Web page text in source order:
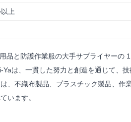
上
品と防護作業服の大手サプライヤーの
は、一貫した努力と創造を通じて、
、不織布製品、プラスチック製品、作
います。